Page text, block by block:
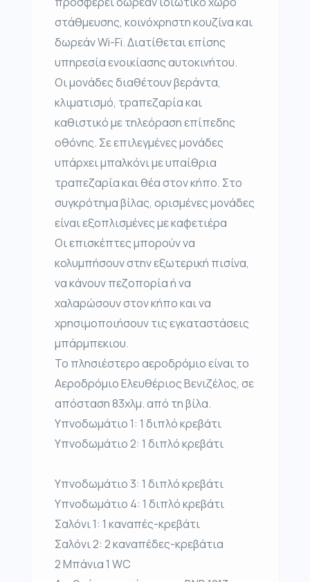
στάθμευσης, κοινόχρηστη κουζίνα και
δωρεάν Wi-Fi. Διατίθεται επίσης
υπηρεσία ενοικίασης αυτοκινήτου.
Οι μονάδες διαθέτουν βεράντα,
κλιματισμό, τραπεζαρία και
καθιστικό με τηλεόραση επίπεδης
οθόνης. Σε επιλεγμένες μονάδες
υπάρχει μπαλκόνι με υπαίθρια
τραπεζαρία και θέα στον κήπο. Στο
συγκρότημα βίλας, ορισμένες μονάδες
είναι εξοπλισμένες με καφετιέρα
Οι επισκέπτες μπορούν να
κολυμπήσουν στην εξωτερική πισίνα,
να κάνουν πεζοπορία ή να
χαλαρώσουν στον κήπο και να
χρησιμοποιήσουν τις εγκαταστάσεις
μπάρμπεκιου.
Το πλησιέστερο αεροδρόμιο είναι το
Αεροδρόμιο Ελευθέριος Βενιζέλος, σε
απόσταση 83χλμ. από τη βίλα.
Υπνοδωμάτιο 1: 1 διπλό κρεβάτι
Υπνοδωμάτιο 2: 1 διπλό κρεβάτι
Υπνοδωμάτιο 3: 1 διπλό κρεβάτι
Υπνοδωμάτιο 4: 1 διπλό κρεβάτι
Σαλόνι 1: 1 καναπές-κρεβάτι
Σαλόνι 2: 2 καναπέδες-κρεβάτια
2 Μπάνια 1 WC